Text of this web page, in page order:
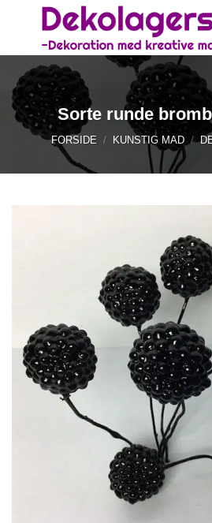
Sorte runde
FORSIDE / KUNSTIG MAD /